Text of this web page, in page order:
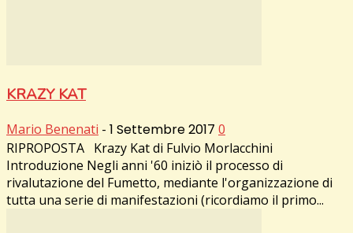
KRAZY KAT
Mario Benenati - 1 Settembre 2017 0
RIPROPOSTA Krazy Kat di Fulvio Morlacchini
Introduzione Negli anni '60 iniziò il processo di
rivalutazione del Fumetto, mediante l'organizzazione di
tutta una serie di manifestazioni (ricordiamo il primo...